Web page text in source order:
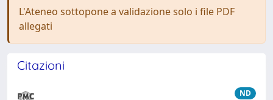
L'Ateneo sottopone a validazione solo i file PDF
allegati
Citazioni
ND